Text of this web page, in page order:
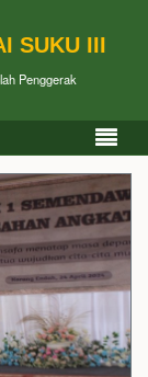
SUKU III
Penggerak